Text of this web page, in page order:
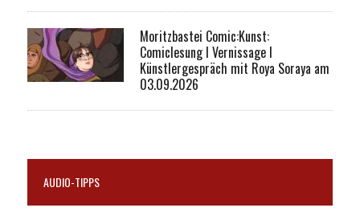
Moritzbastei Comic:Kunst:
Comiclesung I Vernissage I
Künstlergespräch mit Roya Soraya am
03.09.2026
AUDIO-TIPPS